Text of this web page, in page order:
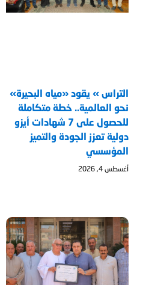
التراس » يقود «مياه البحيرة»
نحو العالمية.. خطة متكاملة
للحصول على 7 شهادات أيزو
دولية تعزز الجودة والتميز
المؤسسي
أغسطس 4, 2026